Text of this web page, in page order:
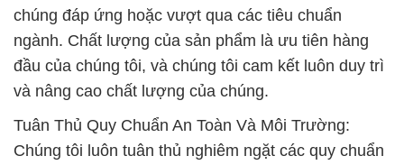
chúng đáp ứng hoặc vượt qua các tiêu chuẩn
ngành. Chất lượng của sản phẩm là ưu tiên hàng
đầu của chúng tôi, và chúng tôi cam kết luôn duy trì
và nâng cao chất lượng của chúng.
Tuân Thủ Quy Chuẩn An Toàn Và Môi Trường:
Chúng tôi luôn tuân thủ nghiêm ngặt các quy chuẩn